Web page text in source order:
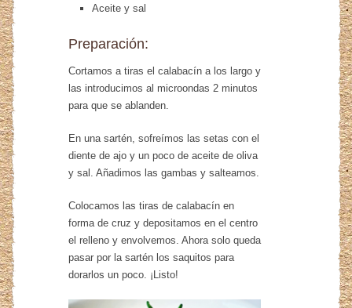
Aceite y sal
Preparación:
Cortamos a tiras el calabacín a los largo y
las introducimos al microondas 2 minutos
para que se ablanden.
En una sartén, sofreímos las setas con el
diente de ajo y un poco de aceite de oliva
y sal. Añadimos las gambas y salteamos.
Colocamos las tiras de calabacín en
forma de cruz y depositamos en el centro
el relleno y envolvemos. Ahora solo queda
pasar por la sartén los saquitos para
dorarlos un poco. ¡Listo!